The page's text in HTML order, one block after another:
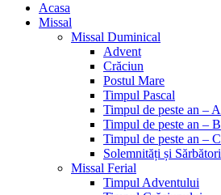
Acasa
Missal
Missal Duminical
Advent
Crăciun
Postul Mare
Timpul Pascal
Timpul de peste an – A
Timpul de peste an – B
Timpul de peste an – C
Solemnități și Sărbători
Missal Ferial
Timpul Adventului